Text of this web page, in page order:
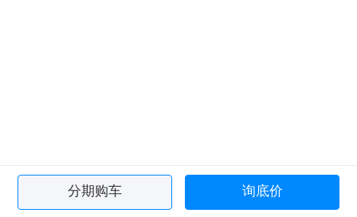
分期购车 询底价